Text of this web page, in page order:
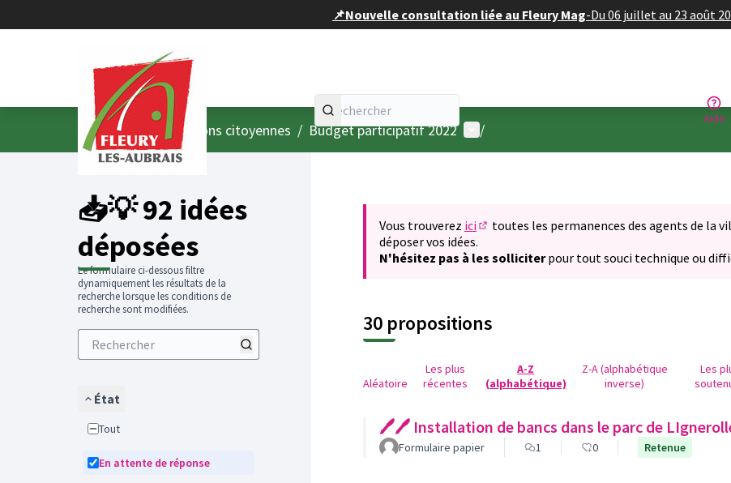
📌Nouvelle consultation liée au Fleury Mag-Du 06 juillet au 23 août
Aide
AccueilMenu principal
/ Consultations citoyennes / Budget participatif 2022 Menu utilisateur
/
📥💡 92 idées
déposées
Le formulaire ci-dessous filtre
dynamiquement les résultats de la
recherche lorsque les conditions de
recherche sont modifiées.
État
Tout
En attente de réponse
Vous trouverez ici
(S'ouvre dans un nouvel onglet)
toutes les permanences des agents de la
déposer vos idées.
N'hésitez pas à les solliciterpour tout souci technique ou
30 propositions
Aléatoire
Les plus
récentes
A-Z
(alphabétique)
Z-A (alphabétique
inverse)
Les
🖊🖊 Installation de bancs dans le parc de
Formulaire papier 1 0 Retenue